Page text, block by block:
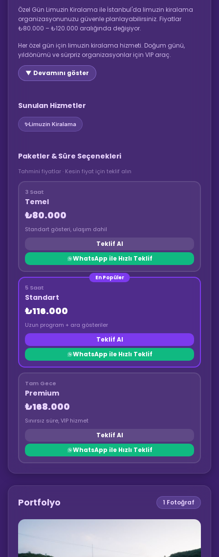
Özel Gün Limuzin Kiralama ile İstanbul'da limuzin kiralama
organizasyonunuzu güvenle planlayabilirsiniz. Fiyatlar
₺80.000 – ₺120.000 aralığında değişiyor.
Her özel gün için limuzin kiralama hizmeti. Doğum günü,
yıldönümü ve sürpriz organizasyonlar için VIP araç.
▼ Devamını göster
Sunulan Hizmetler
✨Limuzin Kiralama
Paketler & Süre Seçenekleri
Tahmini fiyatlar · Kesin fiyat için teklif alın
3 Saat
Temel
₺80.000
Standart gösteri, ulaşım dahil
Teklif Al
WhatsApp ile Hızlı Teklif
En Popüler
5 Saat
Standart
₺116.000
Uzun program + ara gösteriler
Teklif Al
WhatsApp ile Hızlı Teklif
Tam Gece
Premium
₺168.000
Sınırsız süre, VIP hizmet
Teklif Al
WhatsApp ile Hızlı Teklif
Portfolyo 1 Fotoğraf